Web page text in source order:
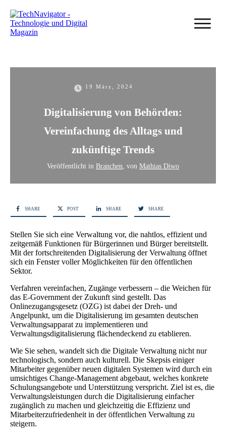
19 März, 2024
Digitalisierung von Behörden:
Vereinfachung des Alltags und
zukünftige Trends
Veröffentlicht in Branchen, von Mathias Diwo
SHARE POST SHARE SHARE
Stellen Sie sich eine Verwaltung vor, die nahtlos, effizient und
zeitgemäß Funktionen für Bürgerinnen und Bürger bereitstellt.
Mit der fortschreitenden Digitalisierung der Verwaltung öffnet
sich ein Fenster voller Möglichkeiten für den öffentlichen
Sektor.
Verfahren vereinfachen, Zugänge verbessern – die Weichen für
das E-Government der Zukunft sind gestellt. Das
Onlinezugangsgesetz (OZG) ist dabei der Dreh- und
Angelpunkt, um die Digitalisierung im gesamten deutschen
Verwaltungsapparat zu implementieren und
Verwaltungsdigitalisierung flächendeckend zu etablieren.
Wie Sie sehen, wandelt sich die Digitale Verwaltung nicht nur
technologisch, sondern auch kulturell. Die Skepsis einiger
Mitarbeiter gegenüber neuen digitalen Systemen wird durch ein
umsichtiges Change-Management abgebaut, welches konkrete
Schulungsangebote und Unterstützung verspricht. Ziel ist es, die
Verwaltungsleistungen durch die Digitalisierung einfacher
zugänglich zu machen und gleichzeitig die Effizienz und
Mitarbeiterzufriedenheit in der öffentlichen Verwaltung zu
steigern.